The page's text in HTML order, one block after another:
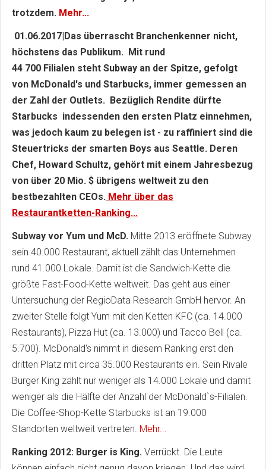
trotzdem. Mehr...
01.06.2017|Das überrascht Branchenkenner nicht,
höchstens das Publikum. Mit rund
44 700 Filialen steht Subway an der Spitze, gefolgt
von McDonald's und Starbucks, immer gemessen an
der Zahl der Outlets. Bezüglich Rendite dürfte
Starbucks indessenden den ersten Platz einnehmen,
was jedoch kaum zu belegen ist - zu raffiniert sind die
Steuertricks der smarten Boys aus Seattle. Deren
Chef, Howard Schultz, gehört mit einem Jahresbezug
von über 20 Mio. $ übrigens weltweit zu den
bestbezahlten CEOs. Mehr über das
Restaurantketten-Ranking...
Subway vor Yum und McD. Mitte 2013 eröffnete Subway
sein 40.000 Restaurant, aktuell zählt das Unternehmen
rund 41.000 Lokale. Damit ist die Sandwich-Kette die
größte Fast-Food-Kette weltweit. Das geht aus einer
Untersuchung der RegioData Research GmbH hervor. An
zweiter Stelle folgt Yum mit den Ketten KFC (ca. 14.000
Restaurants), Pizza Hut (ca. 13.000) und Tacco Bell (ca.
5.700). McDonald's nimmt in diesem Ranking erst den
dritten Platz mit circa 35.000 Restaurants ein. Sein Rivale
Burger King zählt nur weniger als 14.000 Lokale und damit
weniger als die Hälfte der Anzahl der McDonald`s-Filialen.
Die Coffee-Shop-Kette Starbucks ist an 19.000
Standorten weltweit vertreten. Mehr...
Ranking 2012: Burger is King. Verrückt. Die Leute